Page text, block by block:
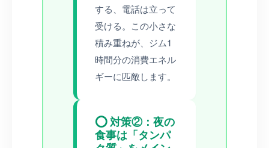
する、電話は立って
受ける。この小さな
積み重ねが、ジム1
時間分の消費エネル
ギーに匹敵します。
⭕ 対策②：夜の
食事は「タンパ